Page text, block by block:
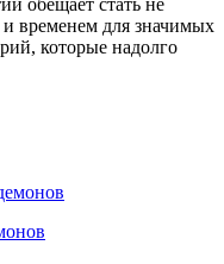
обещает стать не
временем для значимых
которые надолго